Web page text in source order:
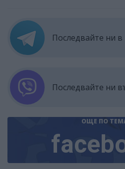
Последвайте ни в
Последвайте ни
ОЩЕ ПО